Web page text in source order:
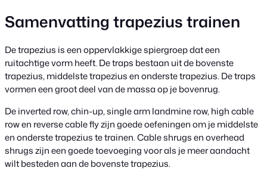
Samenvatting trapezius trainen
De trapezius is een oppervlakkige spiergroep dat een
ruitachtige vorm heeft. De traps bestaan uit de bovenste
trapezius, middelste trapezius en onderste trapezius. De traps
vormen een groot deel van de massa op je bovenrug.
De inverted row, chin-up, single arm landmine row, high cable
row en reverse cable fly zijn goede oefeningen om je middelste
en onderste trapezius te trainen. Cable shrugs en overhead
shrugs zijn een goede toevoeging voor als je meer aandacht
wilt besteden aan de bovenste trapezius.